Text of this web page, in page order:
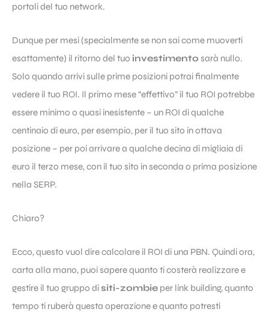
portali del tuo network.
Dunque per mesi (specialmente se non sai come muoverti
esattamente) il ritorno del tuo investimentosarà nullo.
Solo quando arrivi sulle prime posizioni potrai finalmente
vedere il tuo ROI. Il primo mese “effettivo” il tuo ROI potrebbe
essere minimo o quasi inesistente – un ROI di qualche
centinaio di euro, per esempio, per il tuo sito in ottava
posizione – per poi arrivare a qualche decina di migliaia di
euro il terzo mese, con il tuo sito in seconda o prima posizione
nella SERP.
Chiaro?
Ecco, questo vuol dire calcolare il ROI di una PBN. Quindi ora,
carta alla mano, puoi sapere quanto ti costerà realizzare e
gestire il tuo gruppo disiti-zombie per link building, quanto
tempo ti ruberà questa operazione e quanto potresti